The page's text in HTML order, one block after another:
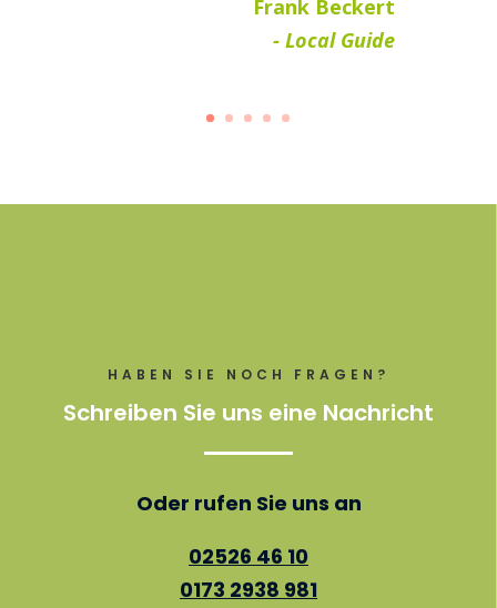
Frank Beckert
- Local Guide
HABEN SIE NOCH FRAGEN?
Schreiben Sie uns eine Nachricht
Oder rufen Sie uns an
02526 46 10
0173 2938 981